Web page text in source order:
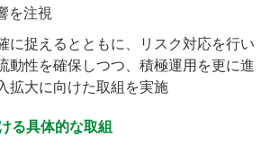
を注視
に捉えるとともに、リスク対応を行い
動性を確保しつつ、積極運用を更に進
拡大に向けた取組を実施
る具体的な取組